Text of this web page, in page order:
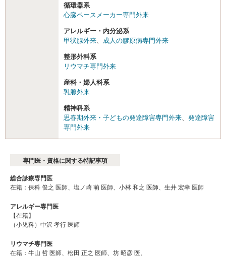
循環器系
心臓ペースメーカー専門外来
アレルギー・内分泌系
甲状腺外来
成人の膠原病専門外来
整形外科系
リウマチ専門外来
産科・婦人科系
乳腺外来
精神科系
思春期外来・子どもの発達障害専門外来
発達障害
専門外来
専門医・資格に関する特記事項
総合診療専門医
在籍：保科 俊之 医師、塩ノ崎 萌 医師、小林 和之 医師、生井 宏幸 医師
アレルギー専門医
【在籍】
（小児科）中沢 孝行 医師
リウマチ専門医
在籍：牛山 哲 医師、松田 正之 医師、坊 昭彦 医、